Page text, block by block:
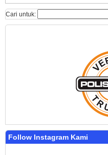
Cari untuk:
Follow Instagram Kami